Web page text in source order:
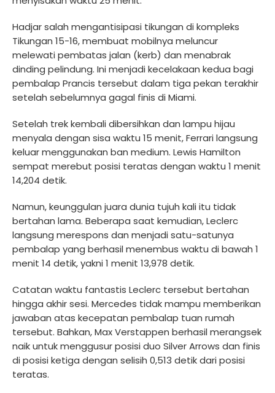
Hadjar salah mengantisipasi tikungan di kompleks
Tikungan 15-16, membuat mobilnya meluncur
melewati pembatas jalan (kerb) dan menabrak
dinding pelindung. Ini menjadi kecelakaan kedua bagi
pembalap Prancis tersebut dalam tiga pekan terakhir
setelah sebelumnya gagal finis di Miami.
Setelah trek kembali dibersihkan dan lampu hijau
menyala dengan sisa waktu 15 menit, Ferrari langsung
keluar menggunakan ban medium. Lewis Hamilton
sempat merebut posisi teratas dengan waktu 1 menit
14,204 detik.
Namun, keunggulan juara dunia tujuh kali itu tidak
bertahan lama. Beberapa saat kemudian, Leclerc
langsung merespons dan menjadi satu-satunya
pembalap yang berhasil menembus waktu di bawah 1
menit 14 detik, yakni 1 menit 13,978 detik.
Catatan waktu fantastis Leclerc tersebut bertahan
hingga akhir sesi. Mercedes tidak mampu memberikan
jawaban atas kecepatan pembalap tuan rumah
tersebut. Bahkan, Max Verstappen berhasil merangsek
naik untuk menggusur posisi duo Silver Arrows dan finis
di posisi ketiga dengan selisih 0,513 detik dari posisi
teratas.